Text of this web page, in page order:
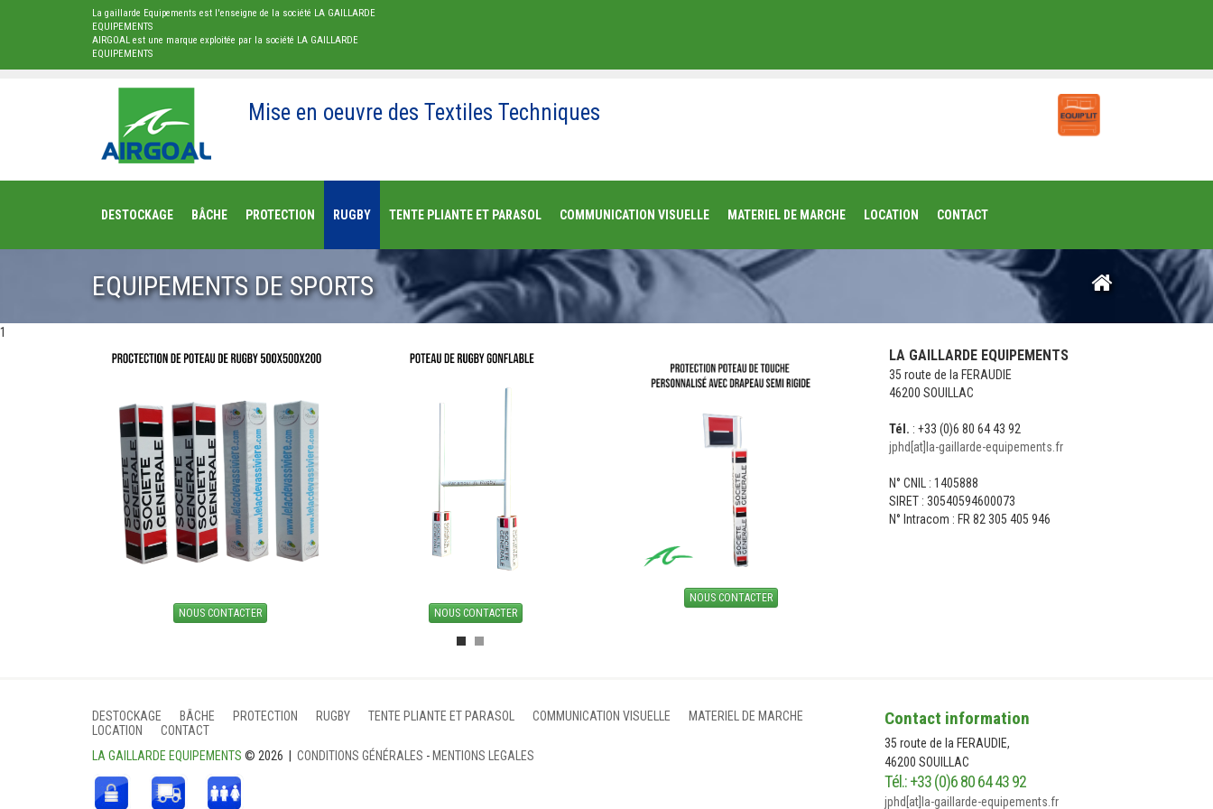
La gaillarde Equipements est l'enseigne de la société LA GAILLARDE
EQUIPEMENTS
AIRGOAL est une marque exploitée par la société LA GAILLARDE
EQUIPEMENTS
Mise en oeuvre des Textiles Techniques
DESTOCKAGE BÂCHE PROTECTION RUGBY TENTE PLIANTE ET PARASOL COMMUNICATION VISUELLE MATERIEL DE MARCHE LOCATION CONTACT
EQUIPEMENTS DE SPORTS
1
NOUS CONTACTER NOUS CONTACTER
NOUS CONTACTER
LA GAILLARDE EQUIPEMENTS
35 route de la FERAUDIE
46200 SOUILLAC
Tél. : +33 (0)6 80 64 43 92
jphd[at]la-gaillarde-equipements.fr
N° CNIL : 1405888
SIRET : 30540594600073
N° Intracom : FR 82 305 405 946
DESTOCKAGE BÂCHE PROTECTION RUGBY TENTE PLIANTE ET PARASOL COMMUNICATION VISUELLE
MATERIEL DE MARCHE
LOCATION
CONTACT
LA GAILLARDE EQUIPEMENTS © 2026 | CONDITIONS GÉNÉRALES - MENTIONS LEGALES
Contact information
35 route de la FERAUDIE,
46200 SOUILLAC
Tél.: +33 (0)6 80 64 43 92
jphd[at]la-gaillarde-equipements.fr